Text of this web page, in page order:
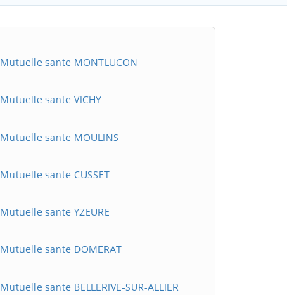
Mutuelle sante MONTLUCON
Mutuelle sante VICHY
Mutuelle sante MOULINS
Mutuelle sante CUSSET
Mutuelle sante YZEURE
Mutuelle sante DOMERAT
Mutuelle sante BELLERIVE-SUR-ALLIER